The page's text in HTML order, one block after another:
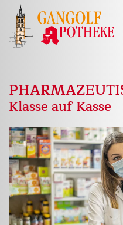
Klasse auf Kasse